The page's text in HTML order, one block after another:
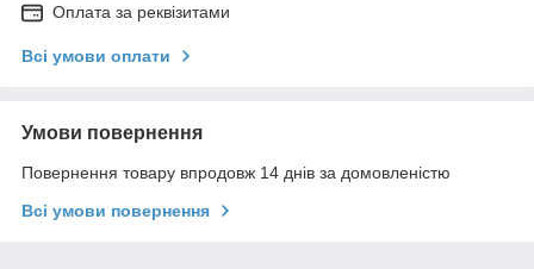
Оплата за реквізитами
Всі умови оплати
Умови повернення
Повернення товару впродовж 14 днів за домовленістю
Всі умови повернення